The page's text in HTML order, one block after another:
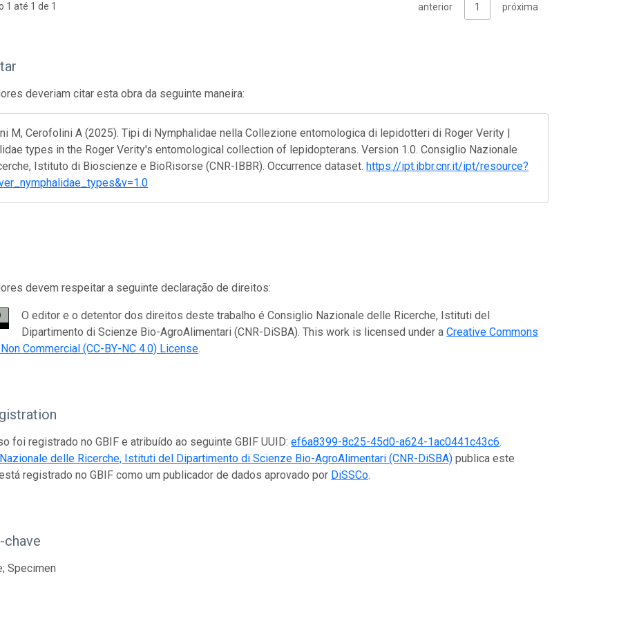
1 até 1 de 1 anterior 1 próxima
deveriam citar esta obra da seguinte maneira:
M, Cerofolini A (2025). Tipi di Nymphalidae nella Collezione entomologica di lepidotteri di Roger Verity |
types in the Roger Verity's entomological collection of lepidopterans. Version 1.0. Consiglio Nazionale
Istituto di Bioscienze e BioRisorse (CNR-IBBR). Occurrence dataset.https://ipt.ibbr.cnr.it/ipt/resource?
devem respeitar a seguinte declaração de direitos:
O editor e o detentor dos direitos deste trabalho é Consiglio Nazionale delle Ricerche, Istituti del
Dipartimento di Scienze Bio-AgroAlimentari (CNR-DiSBA). This work is licensed under aCreative Commons
Commercial (CC-BY-NC 4.0) License.
foi registrado no GBIF e atribuído ao seguinte GBIF UUID:ef6a8399-8c25-45d0-a624-1ac0441c43c6.
delle Ricerche, Istituti del Dipartimento di Scienze Bio-AgroAlimentari (CNR-DiSBA) publica este
registrado no GBIF como um publicador de dados aprovado por DiSSCo.
chave
Specimen